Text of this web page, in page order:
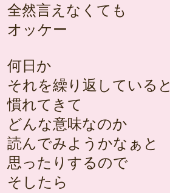
全然言えなくても
オッケー
何日か
それを繰り返していると
慣れてきて
どんな意味なのか
読んでみようかなぁと
思ったりするので
そしたら